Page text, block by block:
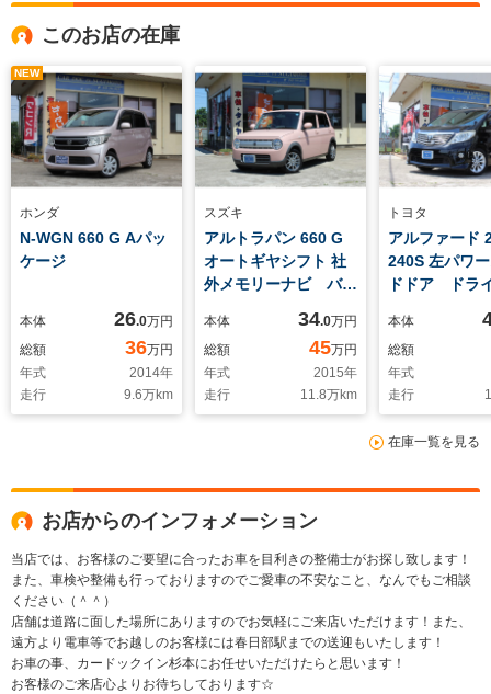
このお店の在庫
NEW
ホンダ
N-WGN 660 G Aパッ
ケージ
本体 26.0万円
総額
36万円
年式
2014年
走行
9.6万km
スズキ
アルトラパン 660 G
オートギヤシフト 社
外メモリーナビ バッ
アルミホイール
本体 34.0万円
総額
45万円
年式
2015年
走行
11.8万km
トヨタ
アルファード
240S 左パワ
ドドア ドラ
トキー ETC
ランスソナー
ズコントロー
本体
総額
年式
走行
在庫一覧を見る
お店からのインフォメーション
当店では、お客様のご要望に合ったお車を目利きの整備士がお探し致します！
また、車検や整備も行っておりますのでご愛車の不安なこと、なんでもご相談
ください（＾＾）
店舗は道路に面した場所にありますのでお気軽にご来店いただけます！また、
遠方より電車等でお越しのお客様には春日部駅までの送迎もいたします！
お車の事、カードックイン杉本にお任せいただけたらと思います！
お客様のご来店心よりお待ちしております☆